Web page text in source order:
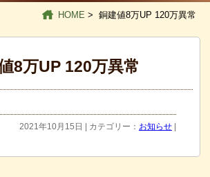
HOME > 銅建値8万UP 120万異常
8万UP 120万異常
2021年10月15日 | カテゴリー： お知らせ|